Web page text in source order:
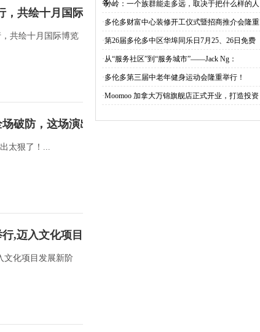
，共绘十月国际博览盛
共绘十月国际博览
破防，这场演出太狠
太狠了！...
,迈入文化项目发展新
文化项目发展新阶
各
·孙岭：一个族群能走多远，取决于把什么样的人
·多伦多财富中心装修开工仪式暨招商推介会隆重
·第26届多伦多中区华埠同乐日7月25、26日免费
·从“服务社区”到“服务城市”——Jack Ng：
·多伦多第三届中老年健身运动会隆重举行！
·Moomoo 加拿大万锦旗舰店正式开业，打造投资